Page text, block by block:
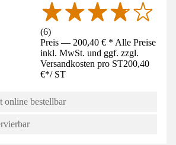
(6)
Preis — 200,40 € * Alle Preise
inkl. MwSt. und ggf. zzgl.
Versandkosten pro ST200,40
€*/ ST
online bestellbar